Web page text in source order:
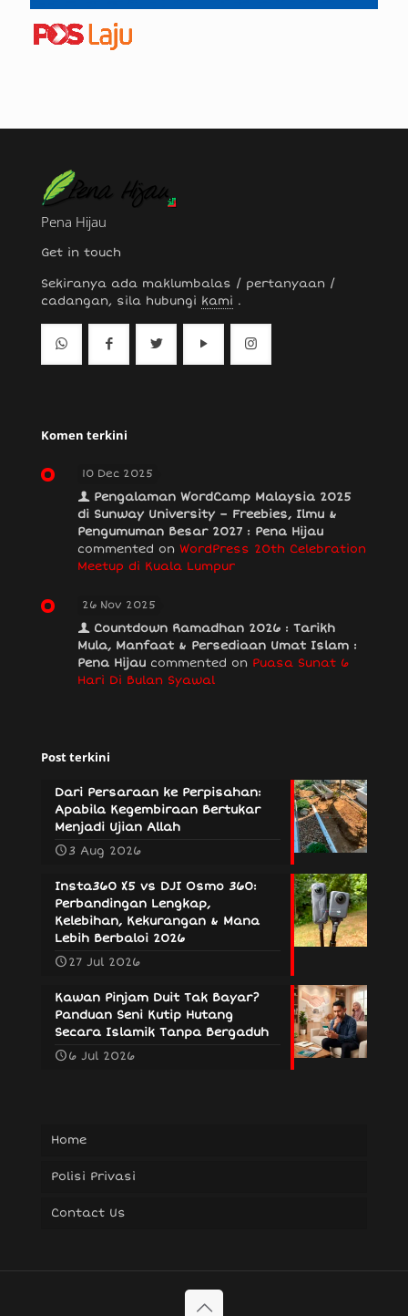
Pena Hijau
Get in touch
Sekiranya ada maklumbalas / pertanyaan /
cadangan, sila hubungi kami .
Komen terkini
10 Dec 2025
Pengalaman WordCamp Malaysia 2025
di Sunway University – Freebies, Ilmu &
Pengumuman Besar 2027 : Pena Hijau
commented on WordPress 20th Celebration
Meetup di Kuala Lumpur
26 Nov 2025
Countdown Ramadhan 2026 : Tarikh
Mula, Manfaat & Persediaan Umat Islam :
Pena Hijau commented on Puasa Sunat 6
Hari Di Bulan Syawal
Post terkini
Dari Persaraan ke Perpisahan:
Apabila Kegembiraan Bertukar
Menjadi Ujian Allah
3 Aug 2026
Insta360 X5 vs DJI Osmo 360:
Perbandingan Lengkap,
Kelebihan, Kekurangan & Mana
Lebih Berbaloi 2026
27 Jul 2026
Kawan Pinjam Duit Tak Bayar?
Panduan Seni Kutip Hutang
Secara Islamik Tanpa Bergaduh
6 Jul 2026
Home
Polisi Privasi
Contact Us